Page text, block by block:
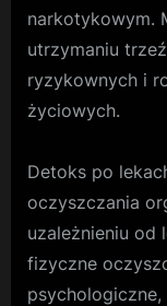
narkotykowym.
utrzymaniu
ryzykownych i
życiowych.
Detoks po
oczyszczania
uzależnieniu od
fizyczne